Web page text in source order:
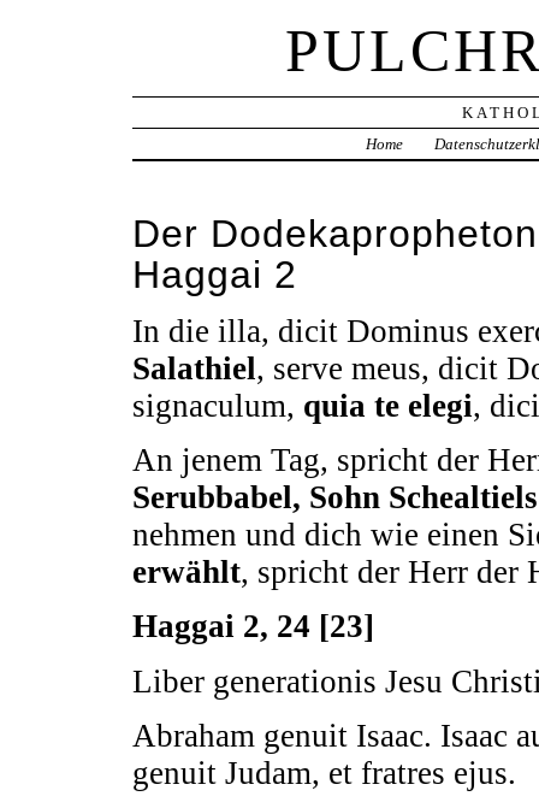
Home
Der
Haggai 2
In die illa, dicit Dominus
Salathiel, serve meus, dicit
signaculum, quia te elegi,
An jenem Tag, spricht der
Serubbabel, Sohn Schealtiels
nehmen und dich wie einen
erwählt, spricht der Herr der
Haggai 2, 24 [23]
Liber generationis Jesu
Abraham genuit Isaac. Isaac
genuit Judam, et fratres ejus.